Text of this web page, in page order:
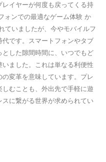
イヤーが何度も戻ってくる持
ォンでの最適なゲーム体験 か
ていましたが、今やモバイルフ
です。スマートフォンやタブ
した隙間時間に、いつでもど
ました。これは単なる利便性
変革を意味しています。プレ
むことも、外出先で手軽に遊
に繋がる世界が求められてい